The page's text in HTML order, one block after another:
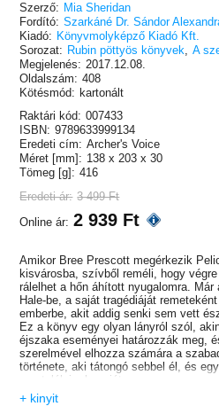
Szerző: Mia Sheridan
Fordító: Szarkáné Dr. Sándor
Kiadó: Könyvmolyképző Kiadó Kft.
Sorozat: Rubin pöttyös könyvek, A
Megjelenés: 2017.12.08.
Oldalszám: 408
Kötésmód: kartonált
Raktári kód: 007433
ISBN: 9789633999134
Eredeti cím: Archer's Voice
Méret [mm]: 138 x 203 x 30
Tömeg [g]: 416
Eredeti ár: 3 499 Ft
Online ár: 2 939 Ft
Amikor Bree Prescott megérkezik
kisvárosba, szívből reméli, hogy
rálelhet a hőn áhított nyugalomra.
Hale-be, a saját tragédiáját
emberbe, akit addig senki sem vett
Ez a könyv egy olyan lányról szól,
éjszaka eseményei határozzák meg,
szerelmével elhozza számára a
története, aki tátongó sebbel él, és
megtalálni a hangját.
Egy regény a szenvedésről, a sorsról
erejéről.
+ kinyit